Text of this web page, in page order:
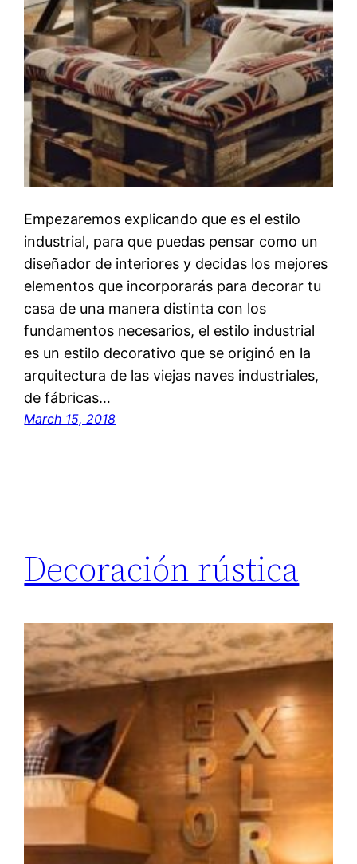
Empezaremos explicando que es el estilo
industrial, para que puedas pensar como un
diseñador de interiores y decidas los mejores
elementos que incorporarás para decorar tu
casa de una manera distinta con los
fundamentos necesarios, el estilo industrial
es un estilo decorativo que se originó en la
arquitectura de las viejas naves industriales,
de fábricas…
March 15, 2018
Decoración rústica